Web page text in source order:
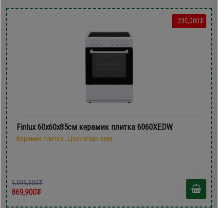
- 230,000₮
Finlux 60х60х85см керамик плитка 6060XEDW
Керамик плитка , Цахилгаан зуух
1,099,900₮
869,900₮